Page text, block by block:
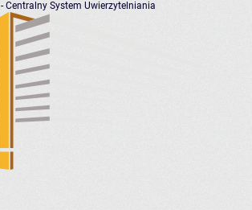
- Centralny System Uwierzytelniania